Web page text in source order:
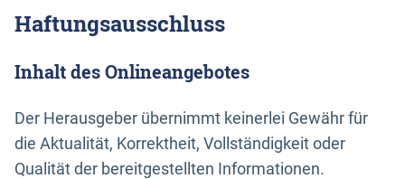
Haftungsausschluss
Inhalt des Onlineangebotes
Der Herausgeber übernimmt keinerlei Gewähr für
die Aktualität, Korrektheit, Vollständigkeit oder
Qualität der bereitgestellten Informationen.